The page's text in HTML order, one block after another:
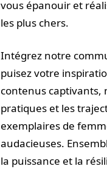
vous épanouir et
les plus chers.
Intégrez notre
puisez votre
contenus captivants,
pratiques et les
exemplaires de
audacieuses.
la puissance et la